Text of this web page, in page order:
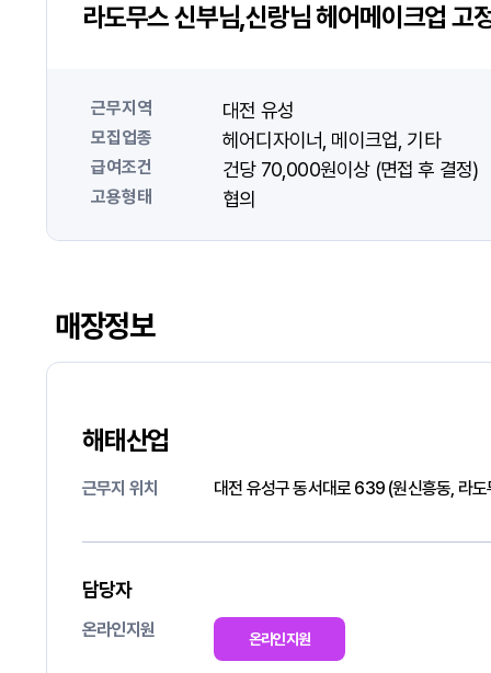
라도무스 신부님,신랑님 헤어메이크업 고
근무지역 대전 유성
모집업종 헤어디자이너 메이크업 기타
급여조건 건당 70,000원이상 (면접 후 결정)
고용형태 협의
매장정보
해태산업
근무지 위치 대전 유성구 동서대로 639 (원신흥동, 라
담당자
온라인지원 온라인지원